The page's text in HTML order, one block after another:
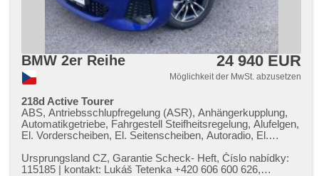
BMW 2er Reihe 24 940 EUR
Möglichkeit der MwSt. abzusetzen
218d Active Tourer
ABS, Antriebsschlupfregelung (ASR), Anhängerkupplung,
Automatikgetriebe, Fahrgestell Steifheitsregelung, Alufelgen,
El. Vorderscheiben, El. Seitenscheiben, Autoradio, El.
Tempomat, Wegfahrsperre, Zentralverriegelung,
Elektronisches Stabilitätsprogramm (ESP), USB, El.
Ursprungsland CZ,​ Garantie Scheck​- Heft,​ Číslo nabídky:
115185 | kontakt: Lukáš Tetenka ​+420 606 600 626,​